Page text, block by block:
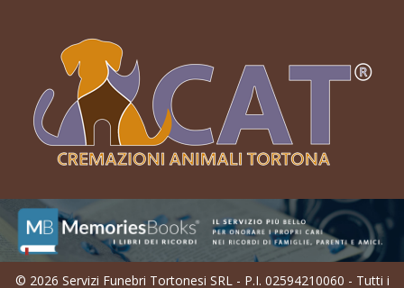
© 2026 Servizi Funebri Tortonesi SRL - P.I. 02594210060 - Tutti i